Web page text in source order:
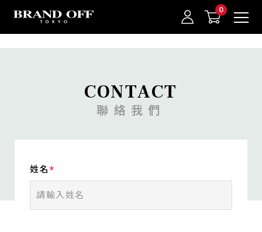
中古名牌業界No.1的BRAND OFF。BRAND OFF官網購物/h1>
CONTACT
聯絡我們
姓名